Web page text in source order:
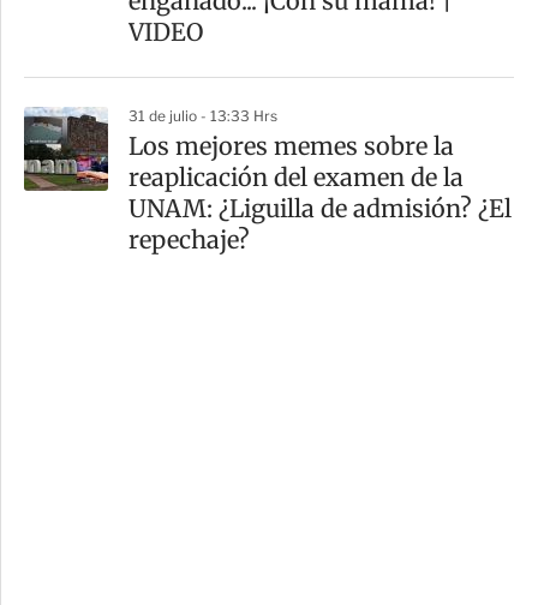
VIDEO
31 de julio - 13:33 Hrs
Los mejores memes sobre la
reaplicación del examen de la
UNAM: ¿Liguilla de admisión? ¿El
repechaje?